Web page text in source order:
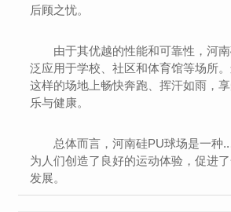
后顾之忧。
由于其优越的性能和可靠性，河
泛应用于学校、社区和体育馆等场所
这样的场地上畅快奔跑、挥汗如雨，
乐与健康。
总体而言，河南硅PU球场是一种..
为人们创造了良好的运动体验，促进
发展。